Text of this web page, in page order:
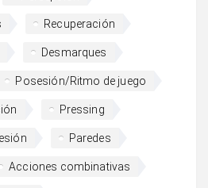
Recuperación
Desmarques
Posesión/Ritmo de juego
Pressing
Paredes
Acciones combinativas